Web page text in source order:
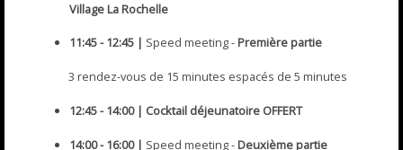
Village La Rochelle
11:45 - 12:45 | Speed meeting - Première partie
3 rendez-vous de 15 minutes espacés de 5 minutes
12:45 - 14:00 | Cocktail déjeunatoire OFFERT
14:00 - 16:00 | Speed meeting- Deuxième partie